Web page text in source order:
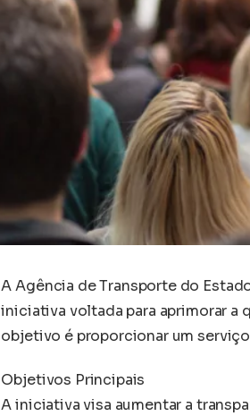
A Agência de Transporte do
iniciativa voltada para aprimorar a
objetivo é proporcionar um
Objetivos Principais
A iniciativa visa aumentar a